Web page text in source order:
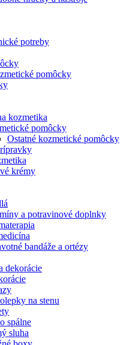
potreby
pomôcky
kozmetika
pomôcky
Ostatné kozmetické pomôcky
krémy
a potravinové doplnky
bandáže a ortézy
dekorácie
na stenu
spálne
sluha